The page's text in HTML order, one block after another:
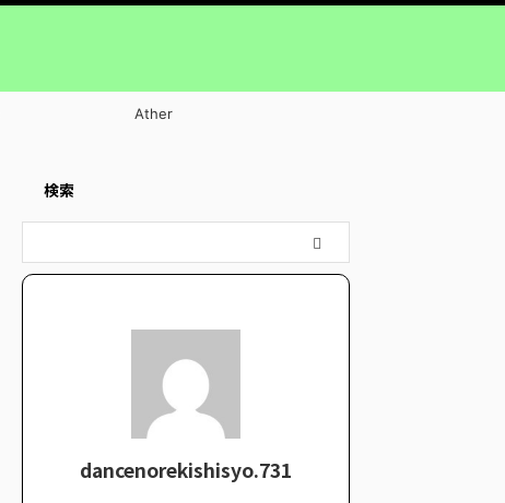
Ather
検索
dancenorekishisyo.731